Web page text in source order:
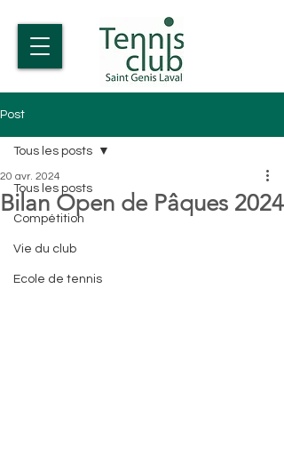
Post
Tous les posts
Compétition
Vie du club
Ecole de tennis
Tous les posts
Bilan Open de Pâques 2024
20 avr. 2024